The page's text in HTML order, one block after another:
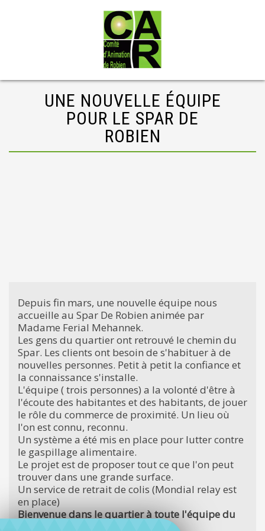
UNE NOUVELLE ÉQUIPE
POUR LE SPAR DE
ROBIEN
Depuis fin mars, une nouvelle équipe nous
accueille au Spar De Robien animée par
Madame Ferial Mehannek.
Les gens du quartier ont retrouvé le chemin du
Spar. Les clients ont besoin de s'habituer à de
nouvelles personnes. Petit à petit la confiance et
la connaissance s'installe.
L'équipe ( trois personnes) a la volonté d'être à
l'écoute des habitantes et des habitants, de jouer
le rôle du commerce de proximité. Un lieu où
l'on est connu, reconnu.
Un système a été mis en place pour lutter contre
le gaspillage alimentaire.
Le projet est de proposer tout ce que l'on peut
trouver dans une grande surface.
Un service de retrait de colis (Mondial relay est
en place)
Bienvenue dans le quartier à toute l'équipe du